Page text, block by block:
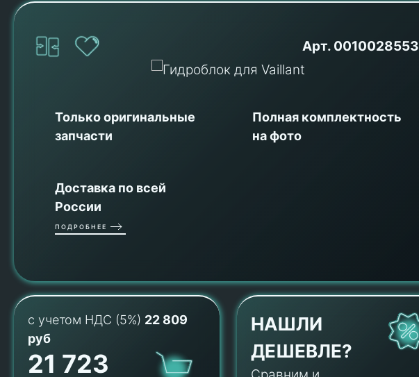
Арт. 0010028553
Только оригинальные
запчасти
Полная комплектность
на фото
Доставка по всей
России
ПОДРОБНЕЕ
с учетом НДС (5%) 22 809
руб
21 723
НАШЛИ
ДЕШЕВЛЕ?